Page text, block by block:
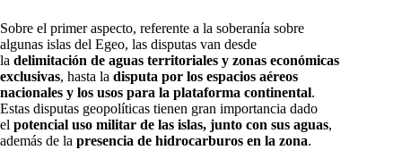
Sobre el primer aspecto, referente a la soberanía sobre
algunas islas del Egeo, las disputas van desde
la delimitación de aguas territoriales y zonas económicas
exclusivas, hasta la disputa por los espacios aéreos
nacionales y los usos para la plataforma continental.
Estas disputas geopolíticas tienen gran importancia dado
el potencial uso militar de las islas, junto con sus aguas,
además de la presencia de hidrocarburos en la zona.